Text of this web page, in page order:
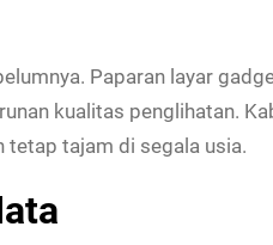
Paparan layar
kualitas penglihatan.
tajam di segala usia.